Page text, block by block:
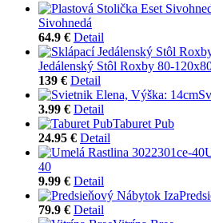
Sivohnedá
64.9 € Detail
Jedálenský Stôl Roxby 80-
139 € Detail
3.99 € Detail
Taburet Pub
24.95 € Detail
40
9.99 € Detail
79.9 € Detail